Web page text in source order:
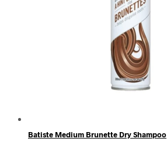
Batiste Medium Brunette Dry Shampoo